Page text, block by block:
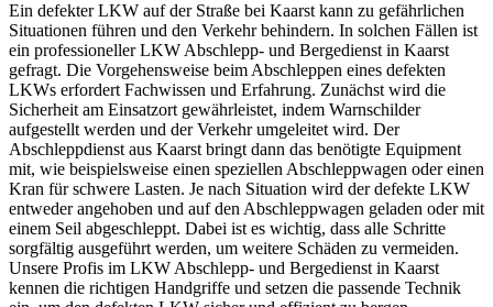
Ein defekter LKW auf der Straße bei Kaarst kann zu gefährlichen
Situationen führen und den Verkehr behindern. In solchen Fällen ist
ein professioneller LKW Abschlepp- und Bergedienst in Kaarst
gefragt. Die Vorgehensweise beim Abschleppen eines defekten
LKWs erfordert Fachwissen und Erfahrung. Zunächst wird die
Sicherheit am Einsatzort gewährleistet, indem Warnschilder
aufgestellt werden und der Verkehr umgeleitet wird. Der
Abschleppdienst aus Kaarst bringt dann das benötigte Equipment
mit, wie beispielsweise einen speziellen Abschleppwagen oder einen
Kran für schwere Lasten. Je nach Situation wird der defekte LKW
entweder angehoben und auf den Abschleppwagen geladen oder mit
einem Seil abgeschleppt. Dabei ist es wichtig, dass alle Schritte
sorgfältig ausgeführt werden, um weitere Schäden zu vermeiden.
Unsere Profis im LKW Abschlepp- und Bergedienst in Kaarst
kennen die richtigen Handgriffe und setzen die passende Technik